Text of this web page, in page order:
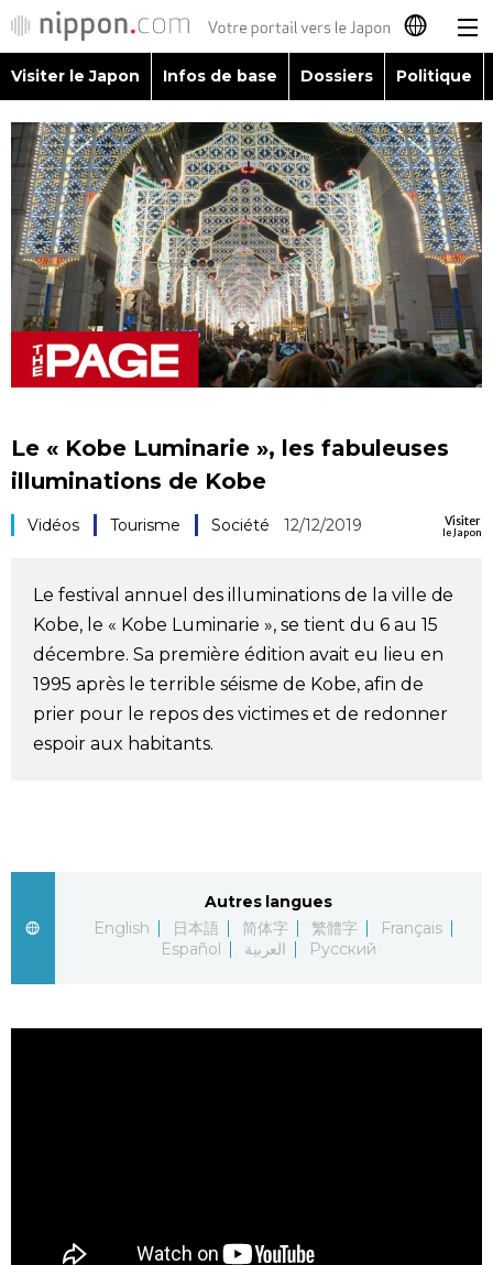
日本語
English
简体字
繁體字
Español
العربية
Visiter le Japon
Infos de base
Dossiers
Économie
Société
Culture
Gastronomie
Le japonais
Chroniques
Visiter le Japon Infos de base Dossiers Politique
Le « Kobe Luminarie », les fabuleuses
illuminations de Kobe
Visiter
le Japon
Vidéos Tourisme Société 12/12/2019
Le festival annuel des illuminations de la ville de
Kobe, le « Kobe Luminarie », se tient du 6 au 15
décembre. Sa première édition avait eu lieu en
1995 après le terrible séisme de Kobe, afin de
prier pour le repos des victimes et de redonner
espoir aux habitants.
Autres langues
English
日本語 简体字 繁體字
Français
Español
العربية Русский